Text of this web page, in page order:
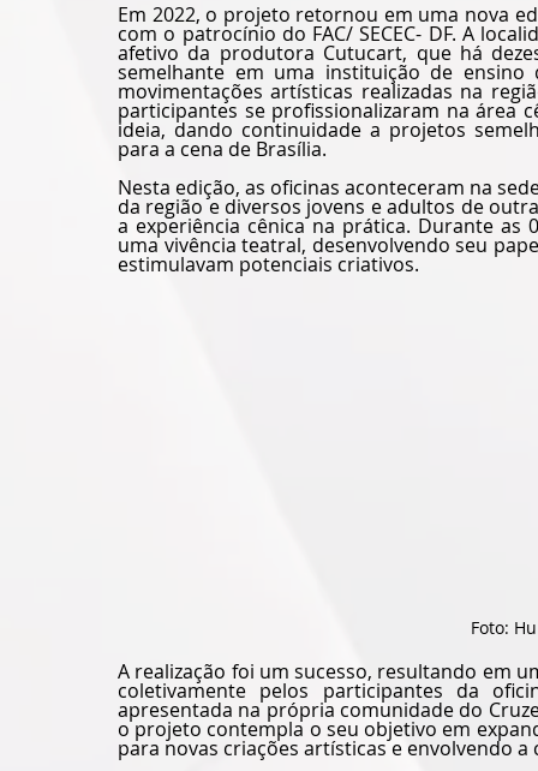
Em 2022, o projeto retornou em uma nova
com o patrocínio do FAC/ SECEC- DF. A
afetivo da produtora Cutucart, que há
semelhante em uma instituição de
movimentações artísticas realizadas na
participantes se profissionalizaram na área
ideia, dando continuidade a projetos
para a cena de Brasília.
Nesta edição, as oficinas aconteceram na
da região e diversos jovens e adultos de
a experiência cênica na prática. Durante as
uma vivência teatral, desenvolvendo seu
estimulavam potenciais criativos.
Foto:
A realização foi um sucesso, resultando em
coletivamente pelos participantes da
apresentada na própria comunidade do
o projeto contempla o seu objetivo em
para novas criações artísticas e envolvendo